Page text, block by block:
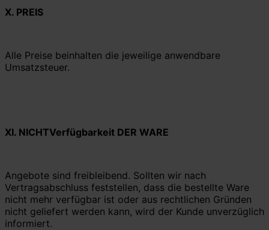
X. PREIS
Alle Preise beinhalten die jeweilige anwendbare
Umsatzsteuer.
XI. NICHTVerfügbarkeit DER WARE
Angebote sind freibleibend. Sollten wir nach
Vertragsabschluss feststellen, dass die bestellte Ware
nicht mehr verfügbar ist oder aus rechtlichen Gründen
nicht geliefert werden kann, wird der Kunde unverzüglich
informiert.